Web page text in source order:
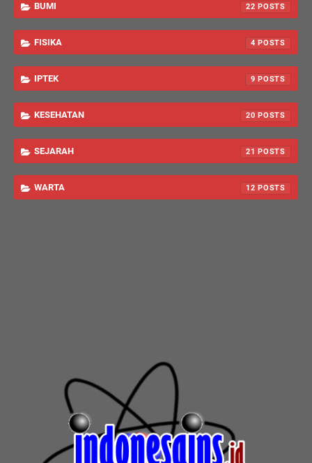
BUMI 22
FISIKA 4
IPTEK 9
KESEHATAN 20
SEJARAH 21
WARTA 12